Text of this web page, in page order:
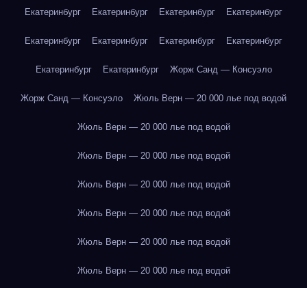
Екатеринбург Екатеринбург Екатеринбург Екатеринбург
Екатеринбург Екатеринбург Екатеринбург Екатеринбург
Екатеринбург Екатеринбург Жорж Санд — Консуэло
Жорж Санд — Консуэло Жюль Верн — 20 000 лье под водой
Жюль Верн — 20 000 лье под водой
Жюль Верн — 20 000 лье под водой
Жюль Верн — 20 000 лье под водой
Жюль Верн — 20 000 лье под водой
Жюль Верн — 20 000 лье под водой
Жюль Верн — 20 000 лье под водой